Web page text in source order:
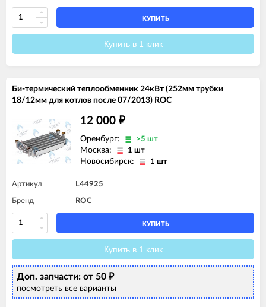
КУПИТЬ
Купить в 1 клик
Би-термический теплообменник 24кВт (252мм трубки
18/12мм для котлов после 07/2013) ROC
12 000 ₽
Оренбург: >5 шт
Москва: 1 шт
Новосибирск: 1 шт
Артикул L44925
Бренд ROC
КУПИТЬ
Купить в 1 клик
Доп. запчасти: от 50 ₽
посмотреть все варианты